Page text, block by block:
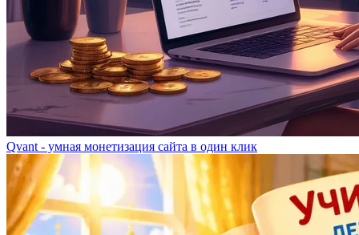
Qvant - умная монетизация сайта в один клик